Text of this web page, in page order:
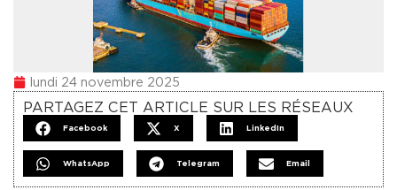
lundi 24 novembre 2025
PARTAGEZ CET ARTICLE SUR LES RÉSEAUX
Facebook X LinkedIn
WhatsApp Telegram Email